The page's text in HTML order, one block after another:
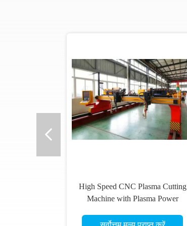
High Speed CNC Plasma Cutting
Machine with Plasma Power